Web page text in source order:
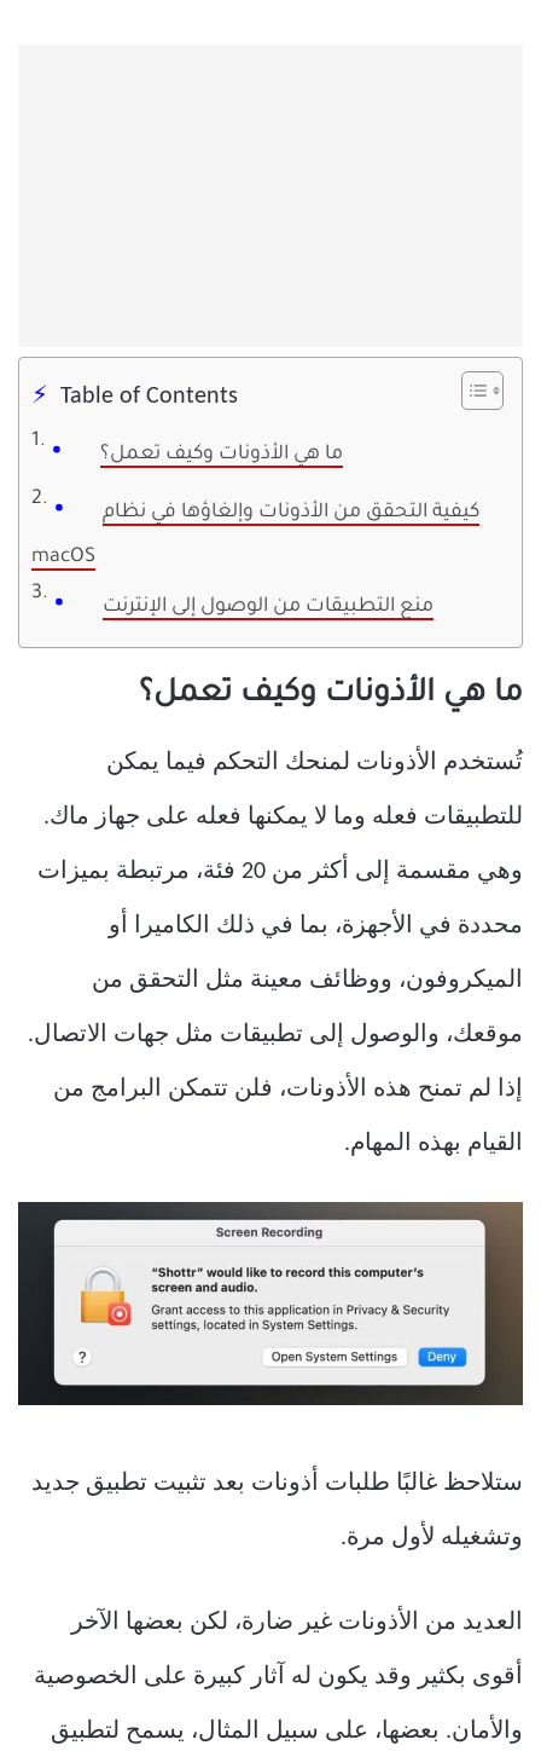
Table of Contents
ما هي الأذونات وكيف تعمل؟
كيفية التحقق من الأذونات وإلغاؤها في نظام
macOS
منع التطبيقات من الوصول إلى الإنترنت
ما هي الأذونات وكيف تعمل؟
تُستخدم الأذونات لمنحك التحكم فيما يمكن
للتطبيقات فعله وما لا يمكنها فعله على جهاز ماك.
وهي مقسمة إلى أكثر من 20 فئة، مرتبطة بميزات
محددة في الأجهزة، بما في ذلك الكاميرا أو
الميكروفون، ووظائف معينة مثل التحقق من
موقعك، والوصول إلى تطبيقات مثل جهات الاتصال.
إذا لم تمنح هذه الأذونات، فلن تتمكن البرامج من
القيام بهذه المهام.
ستلاحظ غالبًا طلبات أذونات بعد تثبيت تطبيق جديد
وتشغيله لأول مرة.
العديد من الأذونات غير ضارة، لكن بعضها الآخر
أقوى بكثير وقد يكون له آثار كبيرة على الخصوصية
والأمان. بعضها، على سبيل المثال، يسمح لتطبيق